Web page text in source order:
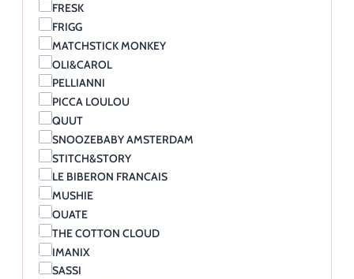
FRESK
FRIGG
MATCHSTICK MONKEY
OLI&CAROL
PELLIANNI
PICCA LOULOU
QUUT
SNOOZEBABY AMSTERDAM
STITCH&STORY
LE BIBERON FRANCAIS
MUSHIE
OUATE
THE COTTON CLOUD
IMANIX
SASSI